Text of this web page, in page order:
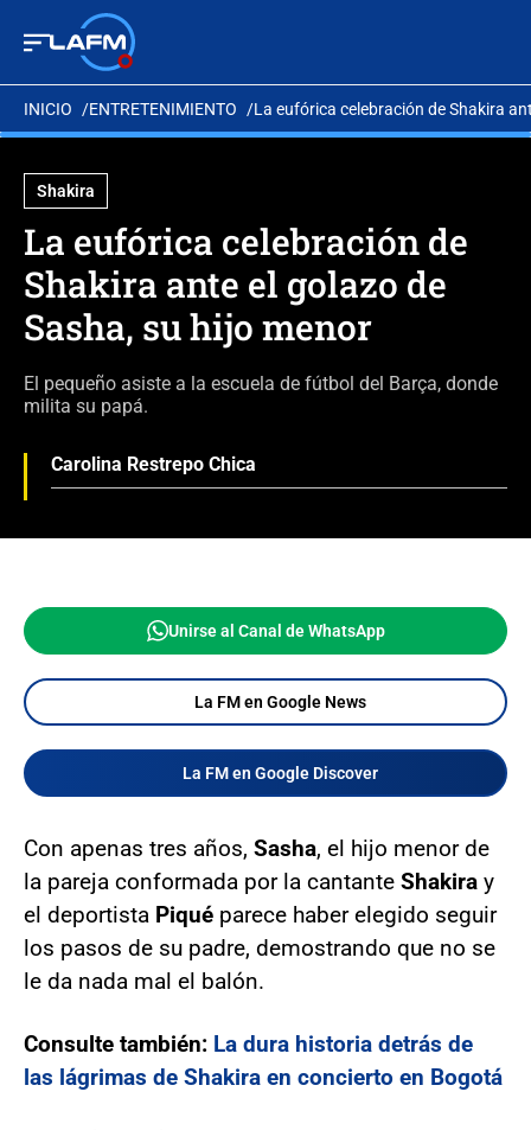
INICIO ENTRETENIMIENTO La eufórica celebración de Shakira
Shakira
La eufórica celebración de
Shakira ante el golazo de
Sasha, su hijo menor
El pequeño asiste a la escuela de fútbol del Barça, donde
milita su papá.
Carolina Restrepo Chica
Unirse al Canal de WhatsApp
La FM en Google News
La FM en Google Discover
Con apenas tres años, Sasha, el hijo menor de
la pareja conformada por la cantante Shakira y
el deportista Piqué parece haber elegido seguir
los pasos de su padre, demostrando que no se
le da nada mal el balón.
Consulte también: La dura historia detrás de
las lágrimas de Shakira en concierto en Bogotá